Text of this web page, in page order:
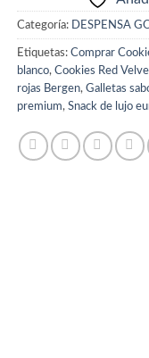
Categoría: DESPENSA
Etiquetas: Comprar
blanco, Cookies Red
rojas Bergen, Galletas
premium, Snack de lujo